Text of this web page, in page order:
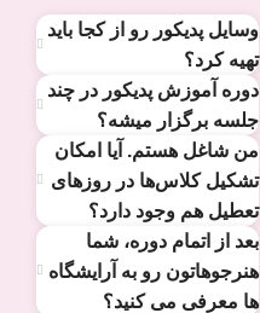
وسایل پدیکور رو از کجا باید
تهیه کرد؟
دوره آموزش پدیکور در چند
جلسه برگزار میشه؟
من شاغل هستم. آیا امکان
تشکیل کلاس‌ها در روزهای
تعطیل هم وجود دارد؟
بعد از اتمام دوره، شما
هنرجوهاتون رو به آرایشگاه
ها معرفی می کنید؟